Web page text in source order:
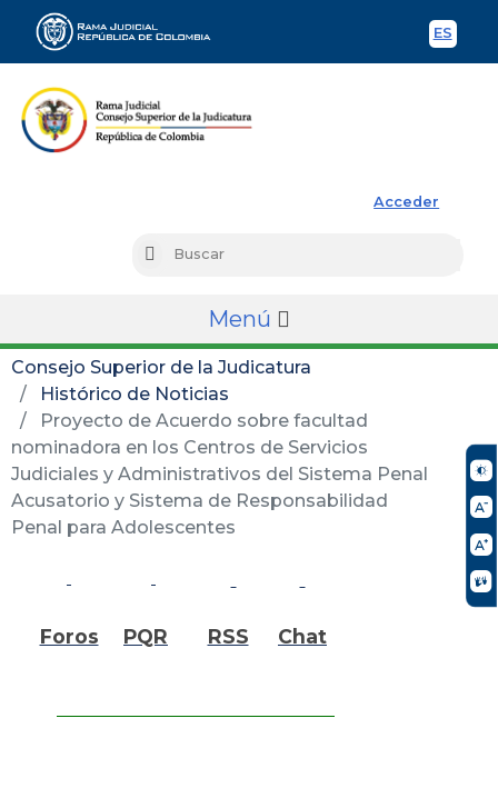
ES
Acceder
Buscar
Menú
Consejo Superior de la Judicatura
Histórico de Noticias
Proyecto de Acuerdo sobre facultad
nominadora en los Centros de Servicios
Judiciales y Administrativos del Sistema Penal
Acusatorio y Sistema de Responsabilidad
Penal para Adolescentes
Foros PQR RSS Chat